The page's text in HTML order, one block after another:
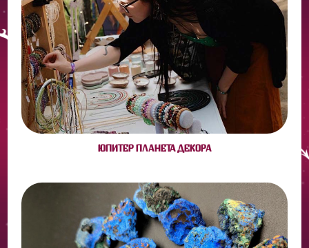
ЮПИТЕР ПЛАНЕТА ДЕКОРА